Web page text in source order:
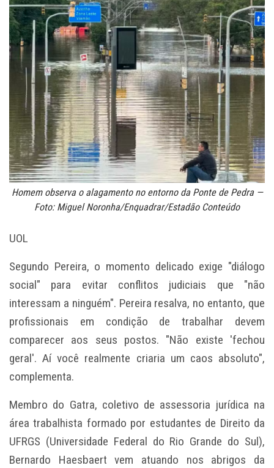
Homem observa o alagamento no entorno da Ponte de Pedra —
Foto: Miguel Noronha/Enquadrar/Estadão Conteúdo
UOL
Segundo Pereira, o momento delicado exige "diálogo
social" para evitar conflitos judiciais que "não
interessam a ninguém". Pereira resalva, no entanto, que
profissionais em condição de trabalhar devem
comparecer aos seus postos. "Não existe 'fechou
geral'. Aí você realmente criaria um caos absoluto",
complementa.
Membro do Gatra, coletivo de assessoria jurídica na
área trabalhista formado por estudantes de Direito da
UFRGS (Universidade Federal do Rio Grande do Sul),
Bernardo Haesbaert vem atuando nos abrigos da